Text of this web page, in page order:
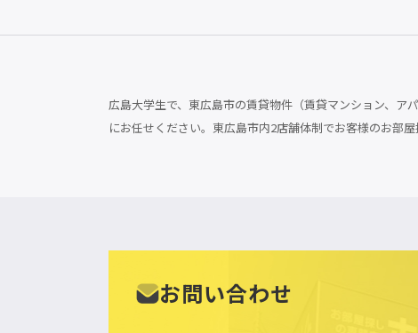
広島大学生で、東広島市の賃貸物件（賃貸マンション、ア
にお任せください。東広島市内2店舗体制でお客様のお部
お問い合わせ